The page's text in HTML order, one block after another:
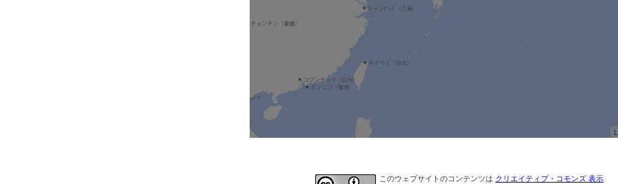
このウェブサイトのコンテンツは クリエイティブ・コモンズ 表示